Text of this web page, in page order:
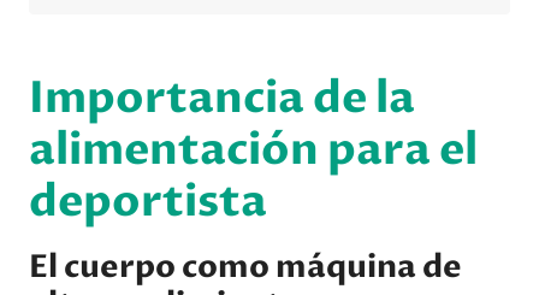
Importancia de la
alimentación para el
deportista
El cuerpo como máquina de